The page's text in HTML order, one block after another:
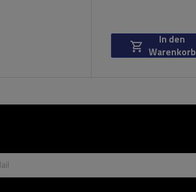
In den
Warenkorb